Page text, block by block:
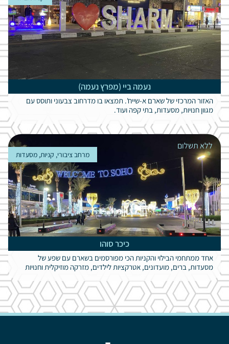
נעמה ביי (מפרץ נעמה)
האזור המרכזי של שארם א-שייח'. תמצאו בו מדרחוב צבעוני ותוסס עם
מגוון חנויות, מסעדות, בתי קפה ועוד.
ללא תשלום
כיכר סוהו
אחד ממתחמי הבילוי והקניות הכי מפורסמים בשארם עם שפע של
מסעדות, ברים, מועדונים, אטרקציות לילדים, מזרקה מוזיקלית וחנויות
מרחב ציבורי, קניות, מסעדות